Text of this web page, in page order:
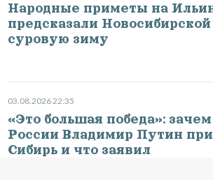
Народные приметы на
предсказали Новосибирской
суровую зиму
03.08.2026 22:35
«Это большая победа»:
России Владимир Путин
Сибирь и что заявил